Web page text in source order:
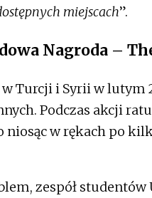
miejscach”.
Nagroda –
Turcji i Syrii w lutym
Podczas akcji
niosąc w rękach po
zespół